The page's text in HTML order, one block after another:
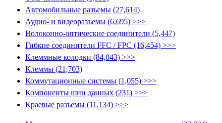
Автомобильные разъемы (27,614)
Аудио- и видеоразъемы (6,695) >>>
Волоконно-оптические соединители (5,447)
Гибкие соединители FFC / FPC (16,454) >>>
Клеммные колодки (84,043) >>>
Клеммы (21,703)
Коммутационные системы (1,055) >>>
Компоненты шин данных (231) >>>
Краевые разъемы (11,134) >>>